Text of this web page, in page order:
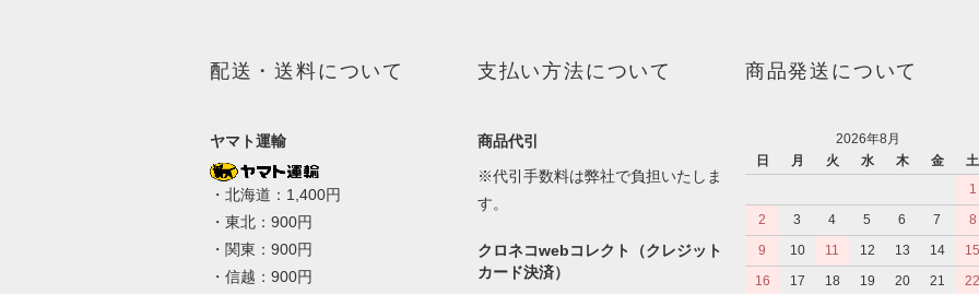
配送・送料について
ヤマト運輸
・北海道：1,400円
・東北：900円
・関東：900円
・信越：900円
支払い方法について
商品代引
※代引手数料は弊社で負担いたしま
す。
クロネコwebコレクト（クレジット
カード決済）
商品発送について
2026年8月
日
月 火 水 木 金
土
1
2
3 4 5 6 7
8
9
10 11 12 13 14
15
16
17 18 19 20 21
22